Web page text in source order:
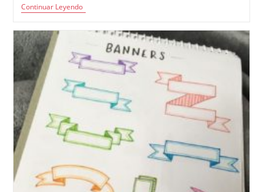
Continuar LeyendoPrimera
Reunión
Padres